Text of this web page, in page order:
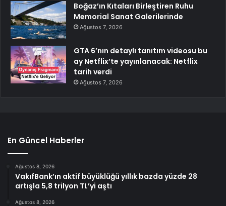
Boğaz’ın Kıtaları Birleştiren Ruhu
Memorial Sanat Galerilerinde
Ağustos 7, 2026
GTA 6’nın detaylı tanıtım videosu bu
ay Netflix’te yayınlanacak: Netflix
tarih verdi
Ağustos 7, 2026
En Güncel Haberler
Ağustos 8, 2026
VakıfBank’ın aktif büyüklüğü yıllık bazda yüzde 28
artışla 5,8 trilyon TL’yi aştı
Ağustos 8, 2026